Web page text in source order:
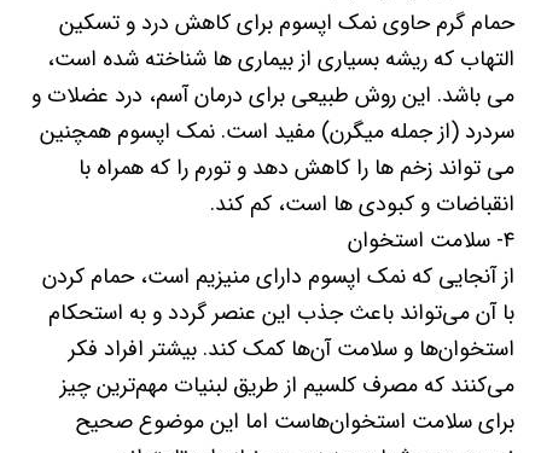
حمام گرم حاوی نمک اپسوم برای کاهش درد و تسکین
التهاب که ریشه بسیاری از بیماری ها شناخته شده است،
می باشد. این روش طبیعی برای درمان آسم، درد عضلات و
سردرد (از جمله میگرن) مفید است. نمک اپسوم همچنین
می تواند زخم ها را کاهش دهد و تورم را که همراه با
انقباضات و کبودی ها است، کم کند.
۴- سلامت استخوان‌
از آنجایی که نمک اپسوم دارای منیزیم است، حمام کردن
با آن می‌تواند باعث جذب این عنصر گردد و به استحکام
استخوان‌ها و سلامت آن‌ها کمک کند. بیشتر افراد فکر
می‌کنند که مصرف کلسیم از طریق لبنیات مهم‌ترین چیز
برای سلامت استخوان‌هاست اما این موضوع صحیح